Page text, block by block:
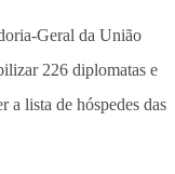
Geral da União
226 diplomatas e
a lista de hóspedes das